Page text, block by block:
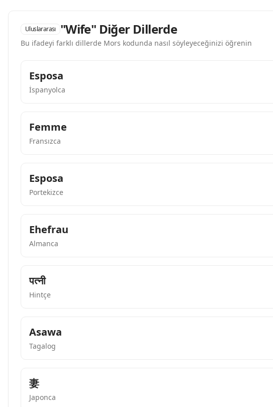
Uluslararası "Wife" Diğer Dillerde
Bu ifadeyi farklı dillerde Mors kodunda nasıl söyleyeceğinizi öğrenin
Esposa
İspanyolca
Femme
Fransızca
Esposa
Portekizce
Ehefrau
Almanca
पत्नी
Hintçe
Asawa
Tagalog
妻
Japonca